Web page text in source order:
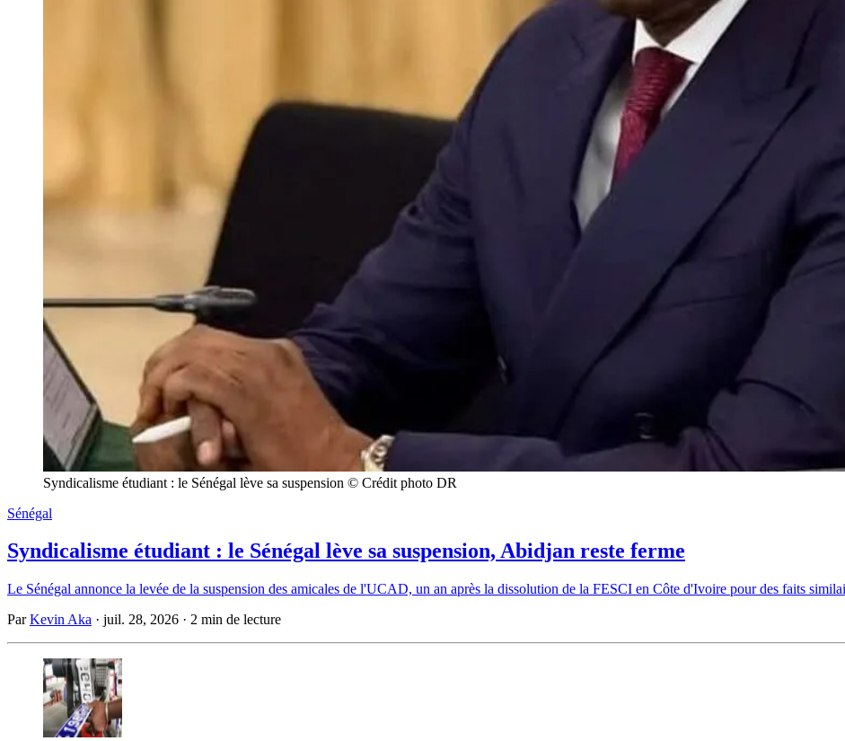
Syndicalisme étudiant : le Sénégal lève sa suspension © Crédit photo DR
Sénégal
Syndicalisme étudiant : le Sénégal lève sa suspension, Abidjan reste ferme
Le Sénégal annonce la levée de la suspension des amicales de l'UCAD, un an après la dissolution de la FESCI en Côte d'Ivoire pour des faits
ParKevin Aka · juil. 28, 2026 · 2 min de lecture